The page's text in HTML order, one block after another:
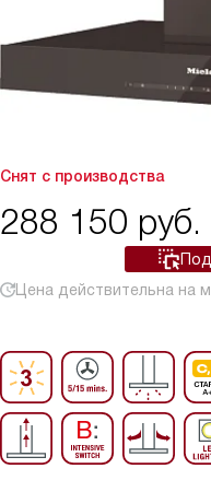
Снят с производства
288 150 руб.
Цена действительна